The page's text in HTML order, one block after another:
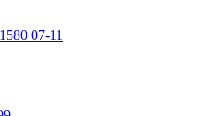
07-11